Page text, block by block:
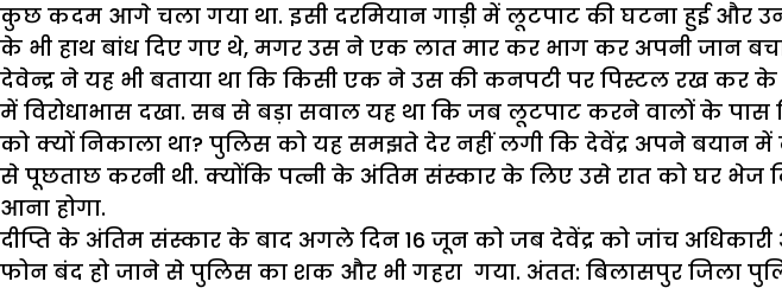
कुछ कदम आगे चला गया था. इसी दरमियान गाड़ी में लूटपाट की घटना हुई और
के भी हाथ बांध दिए गए थे, मगर उस ने एक लात मार कर भाग कर अपनी जान
देवेन्द्र ने यह भी बताया था कि किसी एक ने उस की कनपटी पर पिस्टल रख कर के
में विरोधाभास दखा. सब से बड़ा सवाल यह था कि जब लूटपाट करने वालों के पास
को क्यों निकाला था? पुलिस को यह समझते देर नहीं लगी कि देवेंद्र अपने बयान
से पूछताछ करनी थी. क्योंकि पत्नी के अंतिम संस्कार के लिए उसे रात को घर भेज
आना होगा.
दीप्ति के अंतिम संस्कार के बाद अगले दिन 16 जून को जब देवेंद्र को जांच
फोन बंद हो जाने से पुलिस का शक और भी गहरा गया. अंतत: बिलासपुर जिला